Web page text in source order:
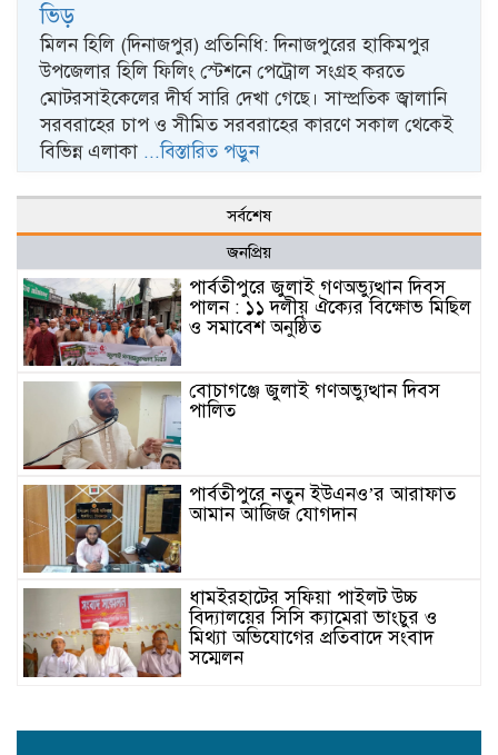
ভিড়
মিলন হিলি (দিনাজপুর) প্রতিনিধি: দিনাজপুরের হাকিমপুর
উপজেলার হিলি ফিলিং স্টেশনে পেট্রোল সংগ্রহ করতে
মোটরসাইকেলের দীর্ঘ সারি দেখা গেছে। সাম্প্রতিক জ্বালানি
সরবরাহের চাপ ও সীমিত সরবরাহের কারণে সকাল থেকেই
বিভিন্ন এলাকা ...বিস্তারিত পড়ুন
সর্বশেষ
জনপ্রিয়
পার্বতীপুরে জুলাই গণঅভ্যুত্থান দিবস
পালন : ১১ দলীয় ঐক্যের বিক্ষোভ মিছিল
ও সমাবেশ অনুষ্ঠিত
বোচাগঞ্জে জুলাই গণঅভ্যুত্থান দিবস
পালিত
পার্বতীপুরে নতুন ইউএনও’র আরাফাত
আমান আজিজ যোগদান
ধামইরহাটের সফিয়া পাইলট উচ্চ
বিদ্যালয়ের সিসি ক্যামেরা ভাংচুর ও
মিথ্যা অভিযোগের প্রতিবাদে সংবাদ
সম্মেলন
জিয়া স্মৃতি গোল্ডকাপ ফুটবল টুর্নামেন্ট”-